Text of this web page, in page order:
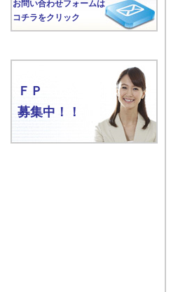
お問い合わせフォームは
コチラをクリック
ＦＰ
募集中！！